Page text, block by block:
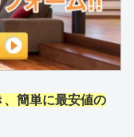
簡単に最安値の